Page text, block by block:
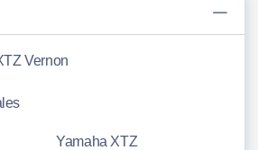
Vernon
Yamaha XTZ